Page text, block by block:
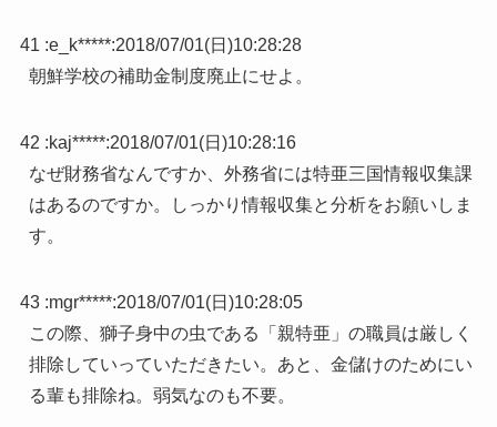
41 :e_k*****:2018/07/01(日)10:28:28
朝鮮学校の補助金制度廃止にせよ。
42 :kaj*****:2018/07/01(日)10:28:16
なぜ財務省なんですか、外務省には特亜三国情報収集課
はあるのですか。しっかり情報収集と分析をお願いしま
す。
43 :mgr*****:2018/07/01(日)10:28:05
この際、獅子身中の虫である「親特亜」の職員は厳しく
排除していっていただきたい。あと、金儲けのためにい
る輩も排除ね。弱気なのも不要。